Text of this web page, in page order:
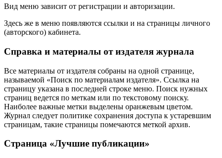
Вид меню зависит от регистрации и авторизации.
Здесь же в меню появляются ссылки и на страницы личного
(авторского) кабинета.
Справка и материалы от издателя журнала
Все материалы от издателя собраны на одной странице,
называемой «Поиск по материалам издателя». Ссылка на
страницу указана в последней строке меню. Поиск нужных
страниц ведется по меткам или по текстовому поиску.
Наиболее важные метки выделены оранжевым цветом.
Журнал следует политике сохранения доступа к устаревшим
страницам, такие страницы помечаются меткой архив.
Страница «Лучшие публикации»